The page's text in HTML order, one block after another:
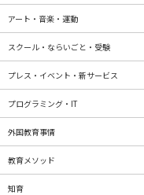
アート・音楽・運動
スクール・ならいごと・受験
プレス・イベント・新サービス
プログラミング・IT
外国教育事情
教育メソッド
知育